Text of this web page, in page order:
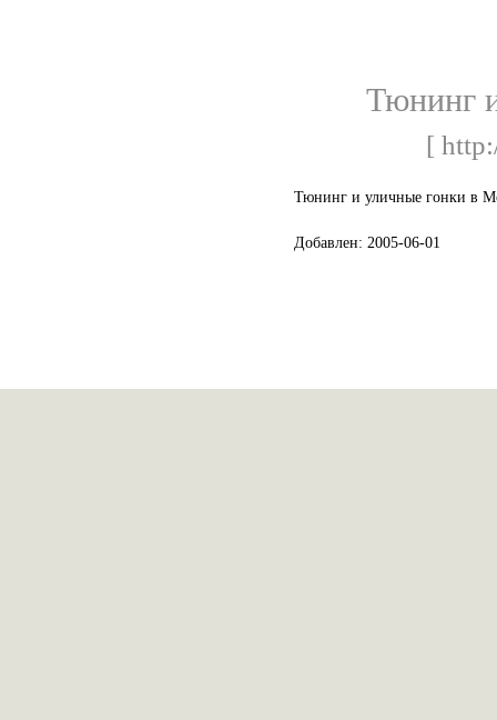
Тюнинг
[
Тюнинг и уличные гонки в
Добавлен: 2005-06-01